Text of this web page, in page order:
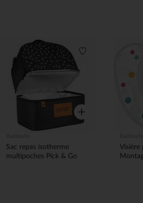
Liste de souhaits
Aperçu rapide
Sac repas isotherme
multipoches Pick & Go
Visière